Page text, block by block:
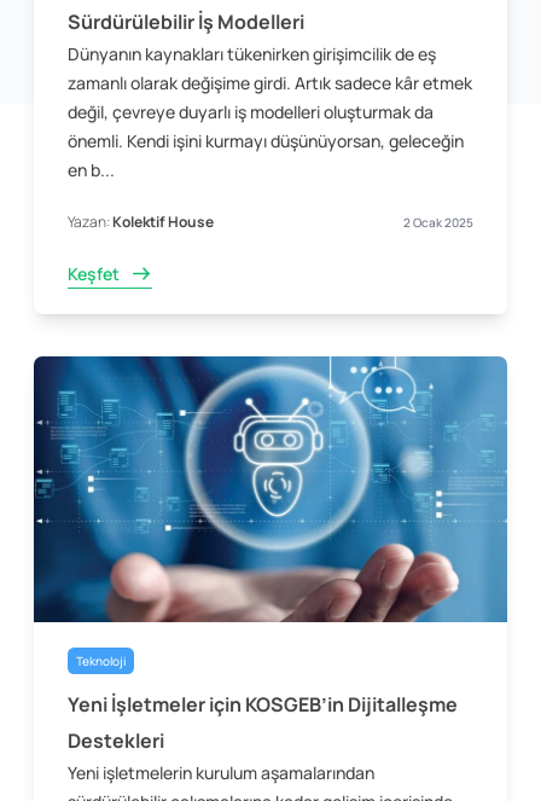
Sürdürülebilir İş Modelleri
Dünyanın kaynakları tükenirken girişimcilik de eş
zamanlı olarak değişime girdi. Artık sadece kâr etmek
değil, çevreye duyarlı iş modelleri oluşturmak da
önemli. Kendi işini kurmayı düşünüyorsan, geleceğin
en b...
Yazan:Kolektif House 2 Ocak 2025
Keşfet
Teknoloji
Yeni İşletmeler için KOSGEB’in Dijitalleşme
Destekleri
Yeni işletmelerin kurulum aşamalarından